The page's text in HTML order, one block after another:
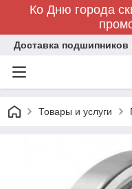
Ко Дню города
Доставка
Товары и услуги